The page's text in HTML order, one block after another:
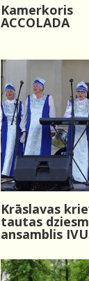
Kamerkoris
ACCOLADA
Krāslavas
tautas
ansamblis